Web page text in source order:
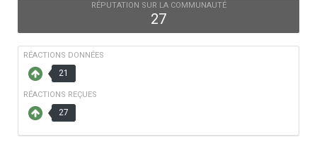
RÉPUTATION SUR LA COMMUNAUTÉ
27
RÉACTIONS DONNÉES
21
RÉACTIONS REÇUES
27